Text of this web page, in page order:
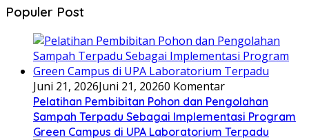
Populer Post
Juni 21, 2026Juni 21, 20260 Komentar
Pelatihan Pembibitan Pohon dan Pengolahan
Sampah Terpadu Sebagai Implementasi Program
Green Campus di UPA Laboratorium Terpadu